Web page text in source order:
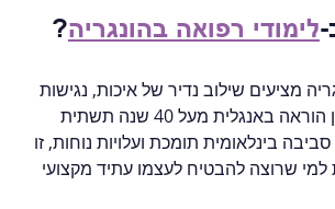
לימודי רפואה בהונגריה?
מציעים שילוב נדיר של איכות, נגישות
והזדמנויות. עם נסיון הוראה באנגלית מעל 40 שנה תשתית
בינלאומית תומכת ועלויות נוחות, זו
למי שרוצה להבטיח לעצמו עתיד מקצועי